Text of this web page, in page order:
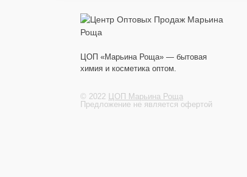
ЦОП «Марьина Роща» — бытовая
химия и косметика оптом.
© 2022 ЦОП Марьина Роща
Предложение не является офертой